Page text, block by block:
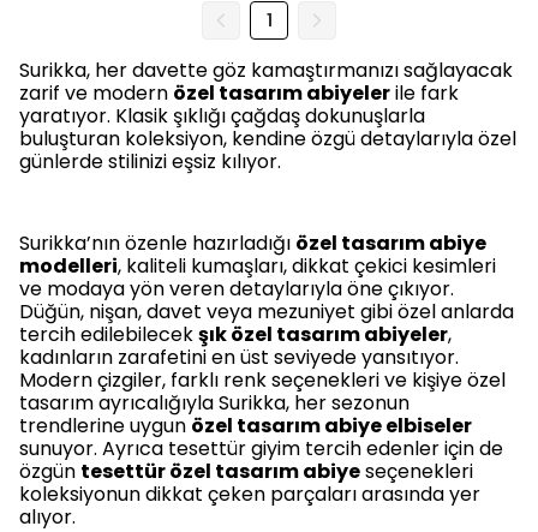
1
Surikka, her davette göz kamaştırmanızı sağlayacak
zarif ve modern özel tasarım abiyelerile fark
yaratıyor. Klasik şıklığı çağdaş dokunuşlarla
buluşturan koleksiyon, kendine özgü detaylarıyla özel
günlerde stilinizi eşsiz kılıyor.
Surikka’nın özenle hazırladığı özel tasarım abiye
modelleri, kaliteli kumaşları, dikkat çekici kesimleri
ve modaya yön veren detaylarıyla öne çıkıyor.
Düğün, nişan, davet veya mezuniyet gibi özel anlarda
tercih edilebilecekşık özel tasarım abiyeler,
kadınların zarafetini en üst seviyede yansıtıyor.
Modern çizgiler, farklı renk seçenekleri ve kişiye özel
tasarım ayrıcalığıyla Surikka, her sezonun
trendlerine uygun özel tasarım abiye elbiseler
sunuyor. Ayrıca tesettür giyim tercih edenler için de
özgün tesettür özel tasarım abiyeseçenekleri
koleksiyonun dikkat çeken parçaları arasında yer
alıyor.